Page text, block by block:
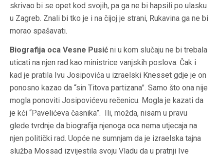
skrivao bi se opet kod svojih, pa ga ne bi hapsili po ulasku
u Zagreb. Znali bi tko je i na čijoj je strani, Rukavina ga ne bi
morao spašavati.
Biografija oca Vesne Pusić ni u kom slučaju ne bi trebala
uticati na njen rad kao ministrice vanjskih poslova. Čak i
kad je pratila Ivu Josipovića u izraelski Knesset gdje je on
ponosno kazao da “sin Titova partizana”. Samo što ona nije
mogla ponoviti Josipovićevu rečenicu. Mogla je kazati da
je kći “Pavelićeva časnika”. Ili, možda, nisam u pravu
glede tvrdnje da biografija njenoga oca nema utjecaja na
njen politički rad. Uopće ne sumnjam da je izraelska tajna
služba Mossad izvijestila svoju Vladu da u pratnji Ive